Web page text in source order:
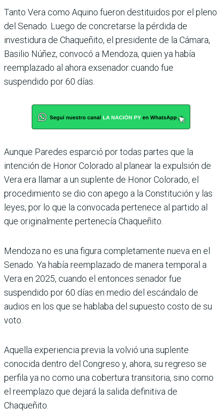
Tanto Vera como Aquino fueron destituidos por el pleno
del Senado. Luego de concretarse la pérdida de
investidura de Chaqueñito, el presidente de la Cámara,
Basilio Núñez, convocó a Mendoza, quien ya había
reemplazado al ahora exsenador cuando fue
suspendido por 60 días.
Aunque Paredes esparció por todas partes que la
intención de Honor Colorado al planear la expulsión de
Vera era llamar a un suplente de Honor Colorado, el
procedimiento se dio con apego a la Constitución y las
leyes, por lo que la convocada pertenece al partido al
que originalmente pertenecía Chaqueñito.
Mendoza no es una figura completamente nueva en el
Senado. Ya había reemplazado de manera temporal a
Vera en 2025, cuando el entonces senador fue
suspendido por 60 días en medio del escándalo de
audios en los que se hablaba del supuesto costo de su
voto.
Aquella experiencia previa la volvió una suplente
conocida dentro del Congreso y, ahora, su regreso se
perfila ya no como una cobertura transitoria, sino como
el reemplazo que dejará la salida definitiva de
Chaqueñito.